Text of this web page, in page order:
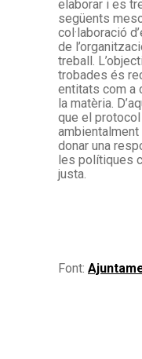
elaborar i es
següents
col·laboració
de
treball.
trobades és
entitats com a
la matèria.
que el
donar una
les polítiques
justa.
Font: